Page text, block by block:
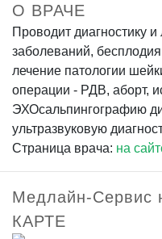
О ВРАЧЕ
Проводит диагностику и
заболеваний,
лечение патологии
операции - РДВ, аборт,
ЭХОсальпингографию
ультразвуковую
Страница врача: на
Медлайн-Сервис
КАРТЕ